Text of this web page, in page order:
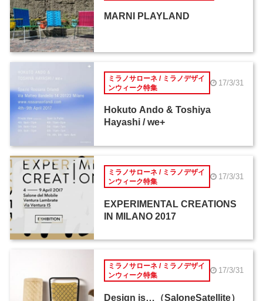
MARNI PLAYLAND
ミラノサローネ / ミラノデザイ
ンウィーク特集
17/3/31
Hokuto Ando & Toshiya
Hayashi / we+
ミラノサローネ / ミラノデザイ
ンウィーク特集
17/3/31
EXPERIMENTAL CREATIONS
IN MILANO 2017
ミラノサローネ / ミラノデザイ
ンウィーク特集
17/3/31
Design is…（SaloneSatellite）